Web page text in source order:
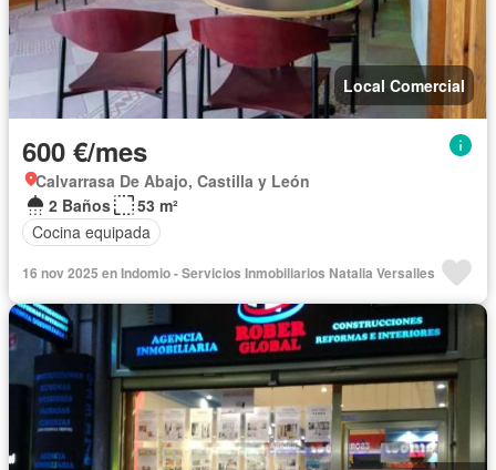
Local Comercial
600 €/mes
Calvarrasa De Abajo, Castilla y León
2 Baños
53 m²
Cocina equipada
16 nov 2025 en Indomio - Servicios Inmobiliarios Natalia Versalles